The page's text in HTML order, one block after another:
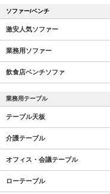
ソファー/ベンチ
激安人気ソファー
業務用ソファー
飲食店ベンチソファ
業務用テーブル
テーブル天板
介護テーブル
オフィス・会議テーブル
ローテーブル